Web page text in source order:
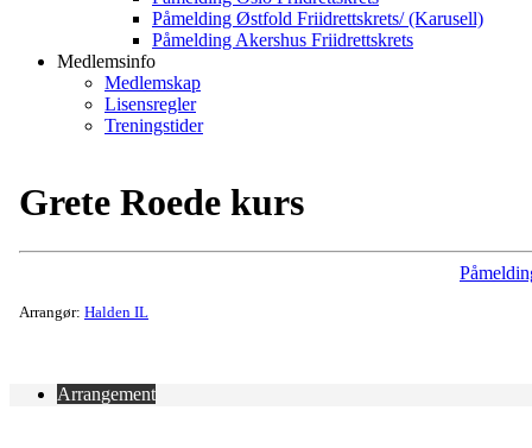
Påmelding Østfold Friidrettskrets/ (Karusell)
Påmelding Akershus Friidrettskrets
Medlemsinfo
Medlemskap
Lisensregler
Treningstider
Grete Roede kurs
Arrangør: Halden IL
Arrangement